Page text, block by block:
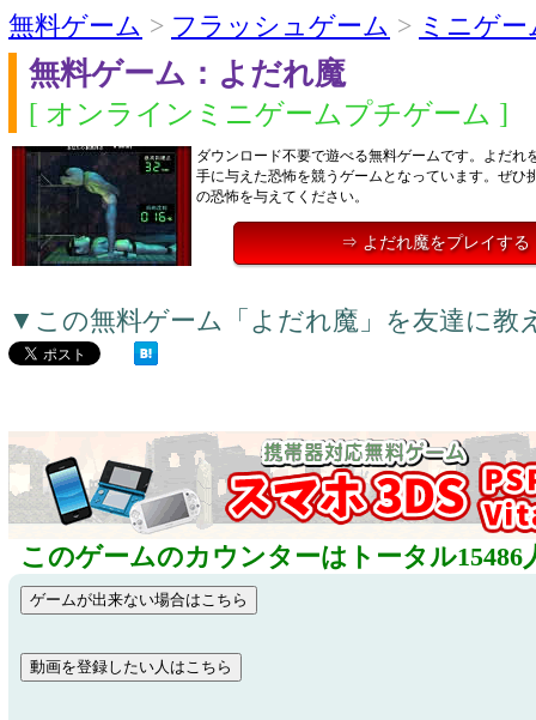
無料ゲーム > フラッシュゲーム > ミニゲー
無料ゲーム：よだれ魔
[ オンラインミニゲームプチゲーム ]
ダウンロード不要で遊べる無料ゲームです。よだれ
手に与えた恐怖を競うゲームとなっています。ぜひ
の恐怖を与えてください。
⇒ よだれ魔をプレイする
▼この無料ゲーム「よだれ魔」を友達に教
このゲームのカウンターはトータル15486